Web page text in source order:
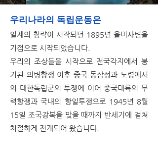
우리나라의 독립운동은
일제의 침략이 시작되던 1895년 을미사변을
기점으로 시작되었습니다.
우리의 조상들을 시작으로 전국각지에서 봉
기된 의병항쟁 이후 중국 동삼성과 노령에서
의 대한독립군의 투쟁에 이어 중국대륙의 무
력항쟁과 국내의 항일투쟁으로 1945년 8월
15일 조국광복을 맞을 때까지 반세기에 걸쳐
처절하게 전개되어 왔습니다.